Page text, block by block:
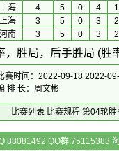
上海 4 5 0 4
1
上海 3 5 0 3
2
河南 3 5 0 3 2
，胜局，后手胜局 (胜
赛时间：2022-09-18 2022-
排 长：周文彬
比赛列表 比赛规程 第04轮胜
QQ群:75115383